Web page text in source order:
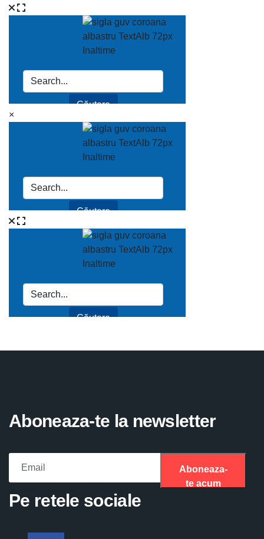
×
Aboneaza-te la newsletter
Aboneaza-
te acum
Pe retele sociale